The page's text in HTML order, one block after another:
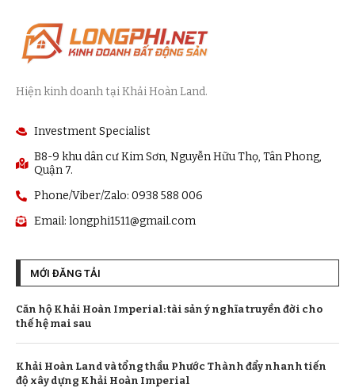
Hiện kinh doanh tại Khải Hoàn Land.
Investment Specialist
B8-9 khu dân cư Kim Sơn, Nguyễn Hữu Thọ, Tân Phong,
Quận 7.
Phone/Viber/Zalo: 0938 588 006
Email: longphi1511@gmail.com
MỚI ĐĂNG TẢI
Căn hộ Khải Hoàn Imperial: tài sản ý nghĩa truyền đời cho
thế hệ mai sau
Khải Hoàn Land và tổng thầu Phước Thành đẩy nhanh tiến
độ xây dựng Khải Hoàn Imperial